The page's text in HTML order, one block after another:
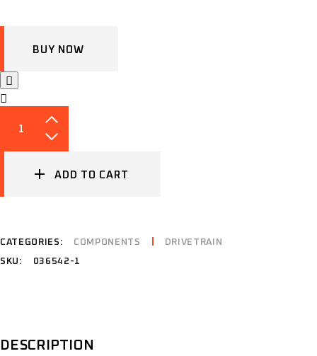
BUY NOW
ADD TO CART
CATEGORIES: COMPONENTS DRIVETRAIN
SKU: 036542-1
DESCRIPTION